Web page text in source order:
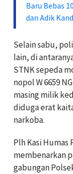
Baru Bebas
dan Adik
Selain sabu,
lain, di
STNK sepeda
nopol W 6659
masing milik
diduga erat
narkoba.
Plh Kasi Humas
membenarkan
gabungan